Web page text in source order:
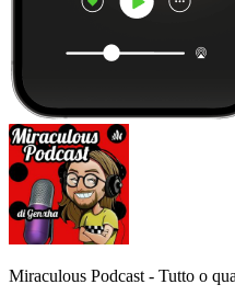
Miraculous Podcast - Tutto o